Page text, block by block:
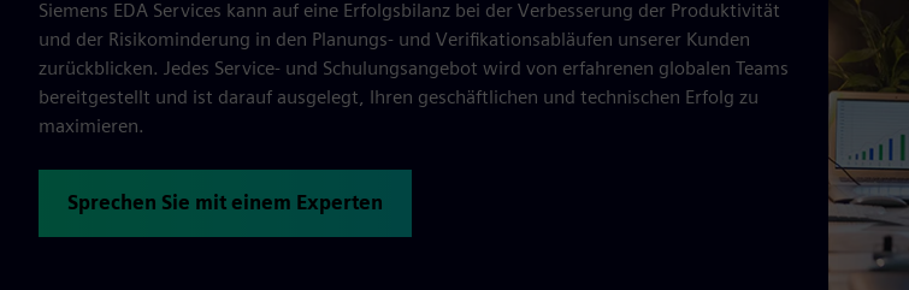
Siemens EDA Services kann auf eine Erfolgsbilanz bei der Verbesserung der Produktivität
und der Risikominderung in den Planungs- und Verifikationsabläufen unserer Kunden
zurückblicken. Jedes Service- und Schulungsangebot wird von erfahrenen globalen Teams
bereitgestellt und ist darauf ausgelegt, Ihren geschäftlichen und technischen Erfolg zu
maximieren.
Sprechen Sie mit einem Experten